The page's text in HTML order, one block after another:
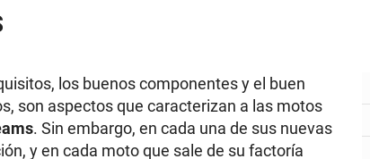
los buenos componentes y el buen
son aspectos que caracterizan a las motos
. Sin embargo, en cada una de sus nuevas
y en cada moto que sale de su factoría